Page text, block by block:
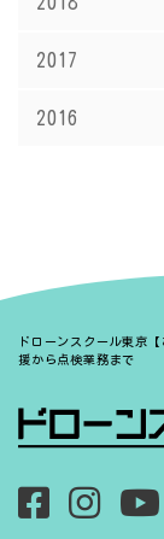
2017
2016
ドローンスクール東京
援から点検業務まで